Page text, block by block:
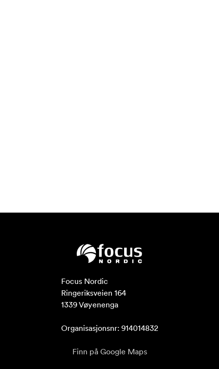
Focus Nordic
Ringeriksveien 164
1339 Vøyenenga
Organisasjonsnr: 914014832
Finn på Google Maps